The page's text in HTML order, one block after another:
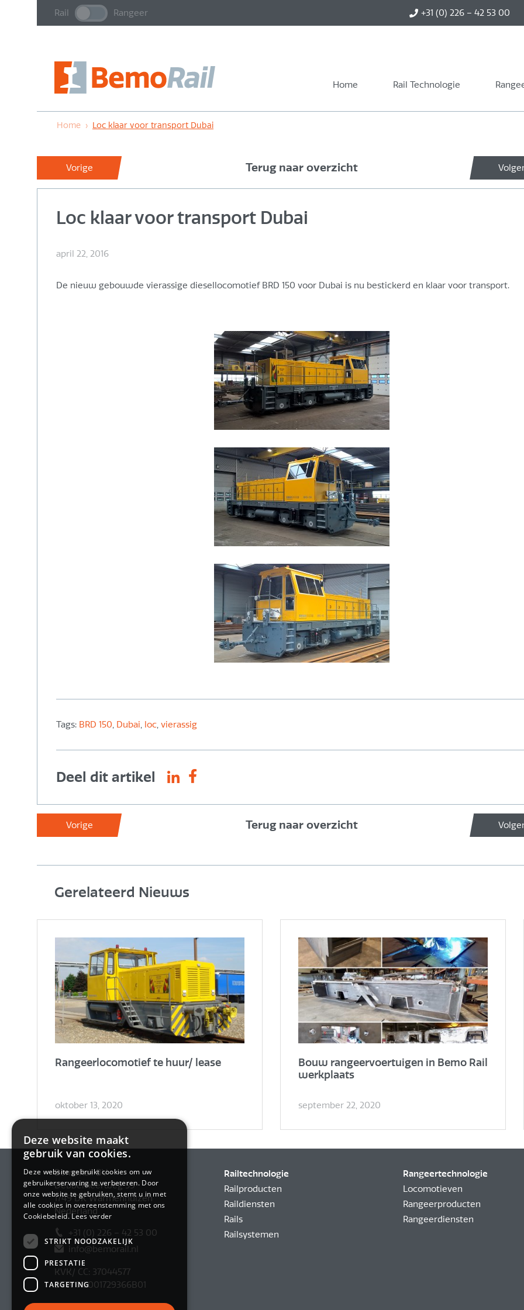
Rail Rangeer +31 (0) 226 – 42 53 00
Home Rail Technologie
Home › Loc klaar voor transport Dubai
Vorige Terug naar overzicht
Loc klaar voor transport Dubai
april 22, 2016
De nieuw gebouwde vierassige diesellocomotief BRD 150 voor Dubai is nu bestickerd en klaar voor transport.
Tags: BRD 150, Dubai, loc, vierassig
Deel dit artikel
Vorige Terug naar overzicht
Gerelateerd Nieuws
Rangeerlocomotief te huur/ lease
oktober 13, 2020
Bouw rangeervoertuigen in Bemo Rail
werkplaats
september 22, 2020
BemoRail BV
Debbemeerweg 59
1749 DK Warmenhuizen
Nederland
+31 (0) 226 – 42 53 00
info@bemorail.nl
KVK/ CC: 37044577
BTW NL001729366B01
Railtechnologie
Railproducten
Raildiensten
Rails
Railsystemen
Rangeertechnologie
Locomotieven
Rangeerproducten
Rangeerdiensten
Deze website maakt
gebruik van cookies.
Deze website gebruikt cookies om uw
gebruikerservaring te verbeteren. Door
onze website te gebruiken, stemt u in met
alle cookies in overeenstemming met ons
Cookiebeleid. Lees verder
STRIKT NOODZAKELIJK
PRESTATIE
TARGETING